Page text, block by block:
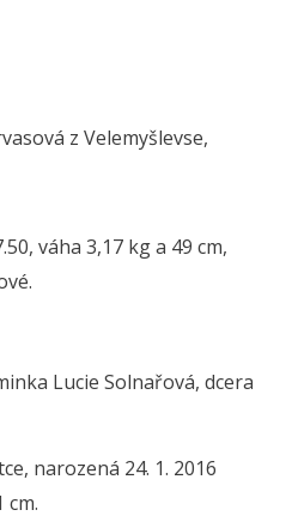
z Velemyšlevse,
váha 3,17 kg a 49 cm,
Lucie Solnařová, dcera
narozená 24. 1. 2016
cm.